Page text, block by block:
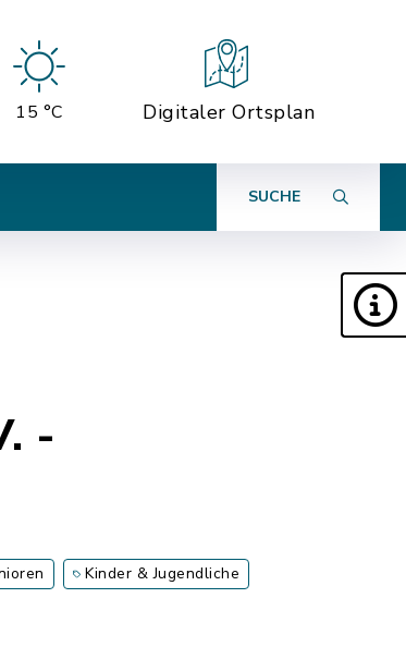
15 °C Digitaler Ortsplan
SUCHE
-
Kinder & Jugendliche